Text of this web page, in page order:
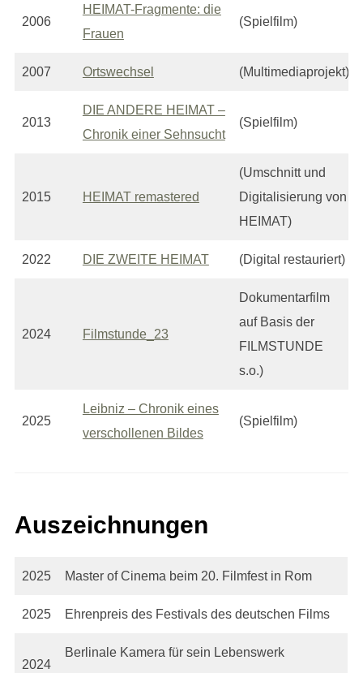
2006
HEIMAT-Fragmente: die
Frauen
(Spielfilm)
2007 Ortswechsel (Multimediaprojekt)
2013
DIE ANDERE HEIMAT –
Chronik einer Sehnsucht
(Spielfilm)
2015 HEIMAT remastered
(Umschnitt und
Digitalisierung von
HEIMAT)
2022 DIE ZWEITE HEIMAT (Digital restauriert)
2024 Filmstunde_23
Dokumentarfilm
auf Basis der
FILMSTUNDE
s.o.)
2025
Leibniz – Chronik eines
verschollenen Bildes
(Spielfilm)
Auszeichnungen
2025 Master of Cinema beim 20. Filmfest in Rom
2025 Ehrenpreis des Festivals des deutschen Films
2024
Berlinale Kamera für sein Lebenswerk